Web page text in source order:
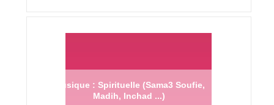
Musique : Spirituelle (Sama3 Soufie,
Madih, Inchad ...)